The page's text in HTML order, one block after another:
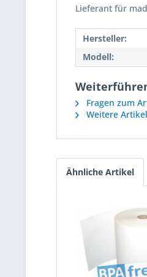
Lieferant für
Hersteller:
Modell:
Fragen zum
Weitere
Ähnliche Artikel